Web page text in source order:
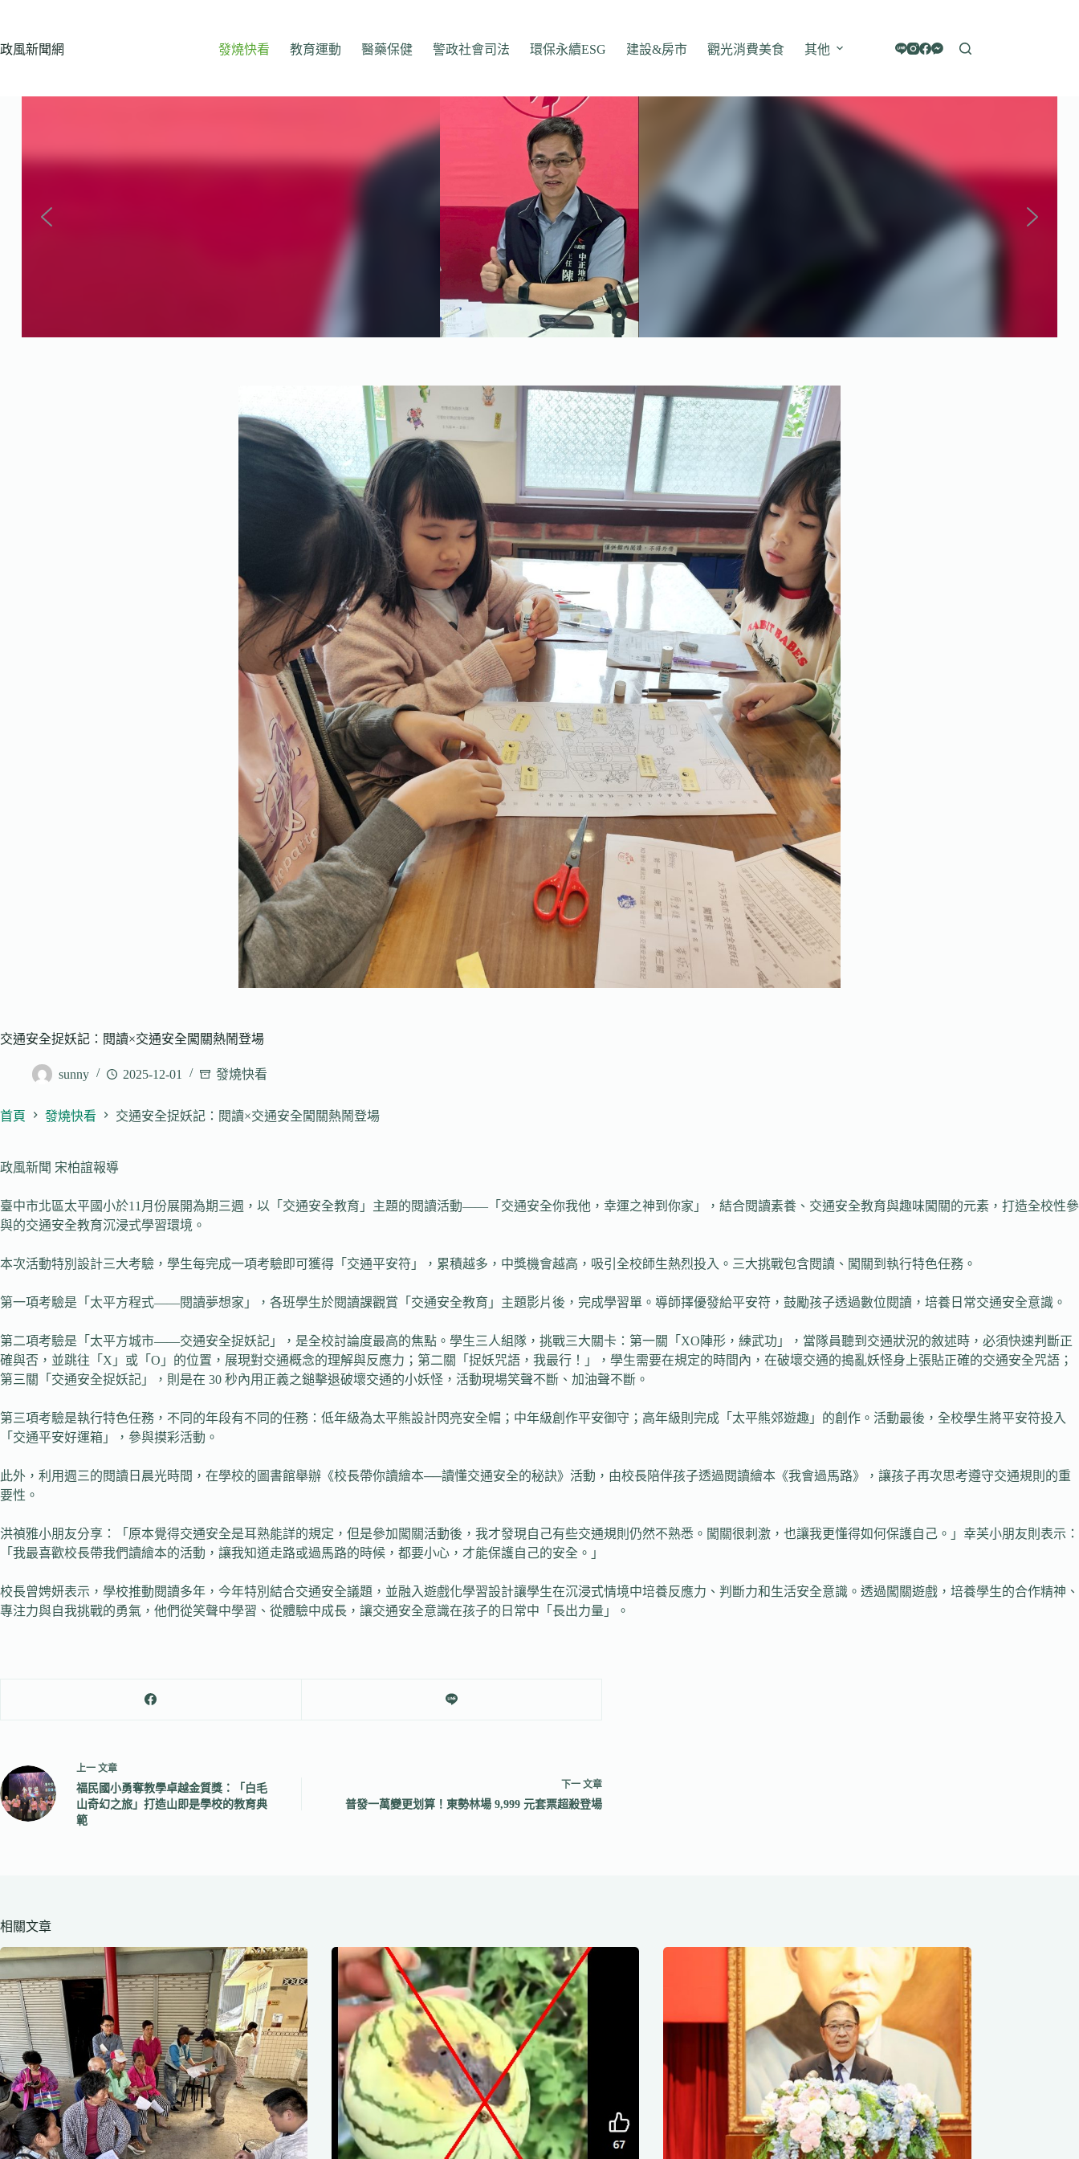
主
政風新聞網 發燒快看 教育運動 醫藥保健 警政社會司法 環保永續ESG 建設&房市 觀光消費美食 其他
交通安全捉妖記：閱讀×交通安全闖關熱鬧登場
sunny 2025-12-01 發燒快看
首頁 發燒快看 交通安全捉妖記：閱讀×交通安全闖關熱鬧登場
政風新聞 宋柏誼報導
臺中市北區太平國小於11月份展開為期三週，以「交通安全教育」主題的閱讀活動——「交通安全你我他，幸運之神到你家」，結合閱讀素養、交通安全教育與趣味闖關的元素，打造全校性參
與的交通安全教育沉浸式學習環境。
本次活動特別設計三大考驗，學生每完成一項考驗即可獲得「交通平安符」，累積越多，中獎機會越高，吸引全校師生熱烈投入。三大挑戰包含閱讀、闖關到執行特色任務。
第一項考驗是「太平方程式——閱讀夢想家」，各班學生於閱讀課觀賞「交通安全教育」主題影片後，完成學習單。導師擇優發給平安符，鼓勵孩子透過數位閱讀，培養日常交通安全意識。
第二項考驗是「太平方城市——交通安全捉妖記」，是全校討論度最高的焦點。學生三人組隊，挑戰三大關卡：第一關「XO陣形，練武功」，當隊員聽到交通狀況的敘述時，必須快速判斷正
確與否，並跳往「X」或「O」的位置，展現對交通概念的理解與反應力；第二關「捉妖咒語，我最行！」，學生需要在規定的時間內，在破壞交通的搗亂妖怪身上張貼正確的交通安全咒語；
第三關「交通安全捉妖記」，則是在 30 秒內用正義之鎚擊退破壞交通的小妖怪，活動現場笑聲不斷、加油聲不斷。
第三項考驗是執行特色任務，不同的年段有不同的任務：低年級為太平熊設計閃亮安全帽；中年級創作平安御守；高年級則完成「太平熊郊遊趣」的創作。活動最後，全校學生將平安符投入
「交通平安好運箱」，參與摸彩活動。
此外，利用週三的閱讀日晨光時間，在學校的圖書館舉辦《校長帶你讀繪本──讀懂交通安全的秘訣》活動，由校長陪伴孩子透過閱讀繪本《我會過馬路》，讓孩子再次思考遵守交通規則的重
要性。
洪禎雅小朋友分享：「原本覺得交通安全是耳熟能詳的規定，但是參加闖關活動後，我才發現自己有些交通規則仍然不熟悉。闖關很刺激，也讓我更懂得如何保護自己。」幸芙小朋友則表示：
「我最喜歡校長帶我們讀繪本的活動，讓我知道走路或過馬路的時候，都要小心，才能保護自己的安全。」
校長曾娉妍表示，學校推動閱讀多年，今年特別結合交通安全議題，並融入遊戲化學習設計讓學生在沉浸式情境中培養反應力、判斷力和生活安全意識。透過闖關遊戲，培養學生的合作精神、
專注力與自我挑戰的勇氣，他們從笑聲中學習、從體驗中成長，讓交通安全意識在孩子的日常中「長出力量」。
上一 文章
福民國小勇奪教學卓越金質獎：「白毛
山奇幻之旅」打造山即是學校的教育典
範
下一 文章
普發一萬變更划算！東勢林場 9,999 元套票超殺登場
相關文章